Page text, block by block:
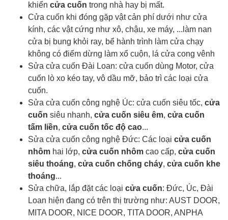
khiển cửa cuốn trong nhà hay bị mất.
Cửa cuốn khi đóng gặp vật cản phí dưới như cửa
kính, các vật cứng như xô, chậu, xe máy, ...làm nan
cửa bị bung khỏi ray, bể hành trình làm cửa chạy
không có điểm dừng làm xổ cuộn, lá cửa cong vênh
Sửa cửa cuốn Đài Loan: cửa cuốn dùng Motor, cửa
cuốn lò xo kéo tay, vô dầu mỡ, bảo trì các loại cửa
cuốn.
Sửa cửa cuốn công nghệ Úc: cửa cuốn siêu tốc, cửa
cuốn siêu nhanh, cửa cuốn siêu êm, cửa cuốn
tấm liền, cửa cuốn tốc độ cao...
Sửa cửa cuốn công nghệ Đức: Các loại cửa cuốn
nhôm hai lớp, cửa cuốn nhôm cao cấp, cửa cuốn
siêu thoáng, cửa cuốn chống cháy, cửa cuốn khe
thoáng...
Sửa chữa, lắp đặt các loại cửa cuốn: Đức, Úc, Đài
Loan hiện đang có trên thị trường như: AUST DOOR,
MITA DOOR, NICE DOOR, TITA DOOR, ANPHA